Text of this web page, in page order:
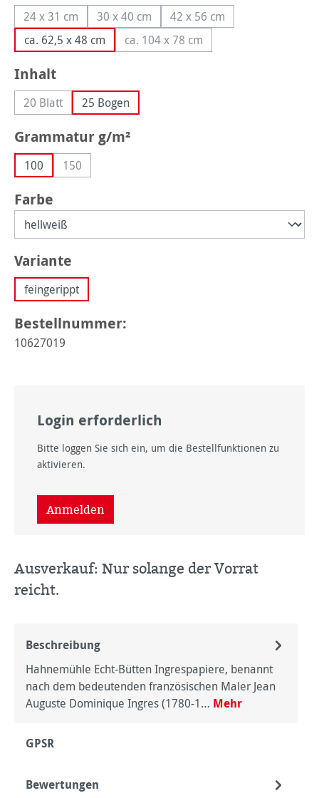
24 x 31 cm(Diese Option ist zurzeit nicht verfügbar.)
30 x 40 cm(Diese Option ist zurzeit nicht verfügbar.)
42 x 56 cm(Diese Option ist zurzeit
ca. 62,5 x 48 cm ca. 104 x 78 cm(Diese Option ist zurzeit nicht
Inhaltauswählen
20 Blatt(Diese Option ist zurzeit nicht verfügbar.)
25 Bogen
Grammatur g/m²
100 150(Diese Option ist zurzeit nicht verfügbar.)
Farbe
Variante
feingerippt
Bestellnummer:
10627019
Login erforderlich
Bitte loggen Sie sich ein, um die Bestellfunktionen zu
aktivieren.
Anmelden
Ausverkauf: Nur solange der Vorrat
reicht.
Beschreibung
Hahnemühle Echt-Bütten Ingrespapiere, benannt
nach dem bedeutenden französischen Maler Jean
Auguste Dominique Ingres (1780-1… Mehr
GPSR
Bewertungen